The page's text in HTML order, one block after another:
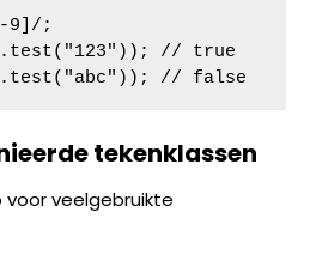
9]/;
// true
// false
tekenklassen
veelgebruikte